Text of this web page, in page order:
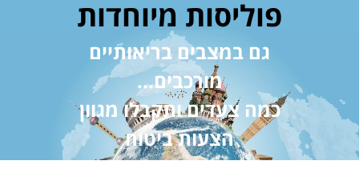
פוליסות מיוחדות
גם במצבים בריאותיים
מורכבים...
כמה צעדים ותקבלו מגוון
הצעות ביטוח